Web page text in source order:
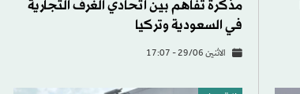
مذكرة تفاهم بين اتحادي الغرف التجارية
في السعودية وتركيا
الاثنين 29/06 - 17:07